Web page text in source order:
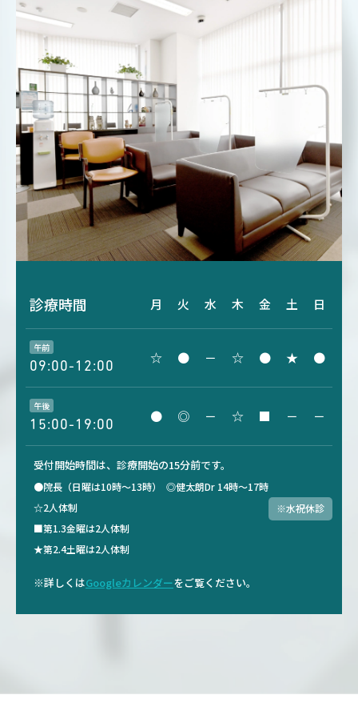
診療時間 月 火 水 木 金 土 日
午前
09:00-12:00
☆ ● － ☆ ● ★ ●
午後
15:00-19:00
● ◎ － ☆ ■ － －
受付開始時間は、診療開始の15分前です。
●院長（日曜は10時～13時） ◎健太朗Dr 14時～17時
☆2人体制
■第1.3金曜は2人体制
★第2.4土曜は2人体制
※水祝休診
※詳しくはGoogleカレンダーをご覧ください。